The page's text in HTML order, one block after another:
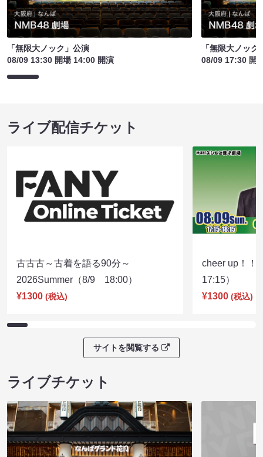
「無限大ノック」公演
08/09 13:30 開場 14:00 開演
「無限大ノック
08/09 17:30 開
ライブ配信チケット
古古古～古着を語る90分～
2026Summer（8/9 18:00）
¥1300 (税込)
cheer up！
17:15）
¥1300 (税込)
サイトを閲覧する
ライブチケット